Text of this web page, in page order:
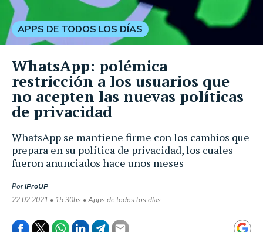
WhatsApp se mantiene firme con los cambios que
prepara en su política de privacidad, los cuales
fueron anunciados hace unos meses
PoriProUP
22.02.2021 • 15:30hs • Apps de todos los días
APPS DE TODOS LOS DÍAS
WhatsApp: polémica
restricción a los usuarios que
no acepten las nuevas políticas
de privacidad